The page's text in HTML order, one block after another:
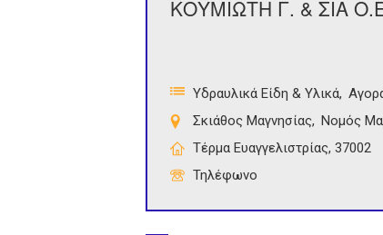
ΚΟΥΜΙΩΤΗ Γ. & ΣΙΑ
Υδραυλικά Είδη & Υλικά
Σκιάθος Μαγνησίας
Νομός
Τέρμα Ευαγγελιστρίας, 37002
Τηλέφωνο